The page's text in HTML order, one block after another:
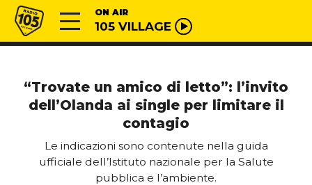
Vai al contenuto
Radio 105 ON AIR
105 VILLAGE
“Trovate un amico di letto”: l’invito
dell’Olanda ai single per limitare il
contagio
Le indicazioni sono contenute nella guida
ufficiale dell’Istituto nazionale per la Salute
pubblica e l’ambiente.